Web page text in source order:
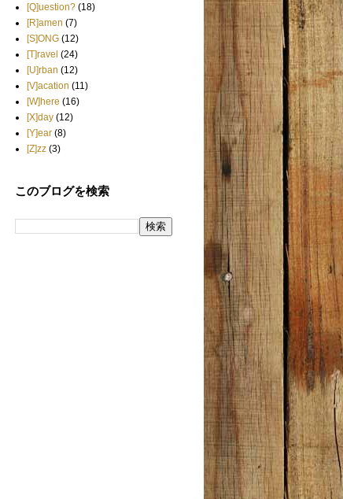
[Q]uestion? (18)
[R]amen (7)
[S]ONG (12)
[T]ravel (24)
[U]rban (12)
[V]acation (11)
[W]here (16)
[X]day (12)
[Y]ear (8)
[Z]zz (3)
このブログを検索